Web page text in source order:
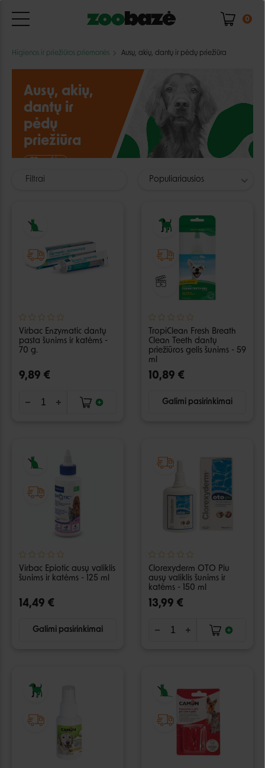
0
Higienos ir priežiūros priemonės Ausų, akių, dantų ir pėdų priežiūra
Ausų, akių,
dantų ir
pėdų
priežiūra
Filtrai Populiariausios
Virbac Enzymatic dantų
pasta šunims ir katėms -
70 g.
9,89 €
TropiClean Fresh Breath
Clean Teeth dantų
priežiūros gelis šunims - 59
ml
10,89 €
Galimi pasirinkimai
Virbac Epiotic ausų valiklis
šunims ir katėms - 125 ml
14,49 €
Galimi pasirinkimai
Clorexyderm OTO Piu
ausų valiklis šunims ir
katėms - 150 ml
13,99 €